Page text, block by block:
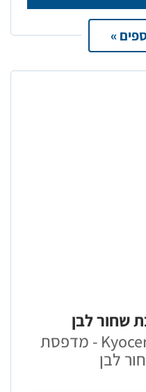
»
שחור לבן
Kyocera Ecosys MA4000x - מדפסת
לבן